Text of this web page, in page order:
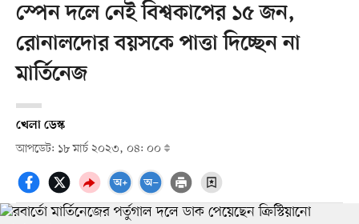
স্পেন দলে নেই বিশ্বকাপের ১৫ জন,
রোনালদোর বয়সকে পাত্তা দিচ্ছেন না
মার্তিনেজ
খেলা ডেস্ক
আপডেট: ১৮ মার্চ ২০২৩, ০৪: ০০